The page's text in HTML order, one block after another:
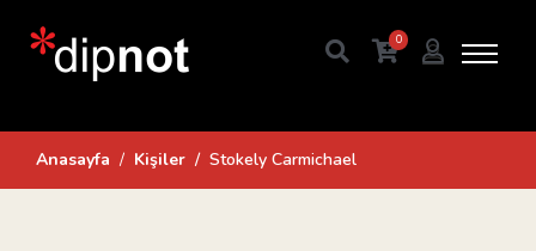
0
Anasayfa Kişiler Stokely Carmichael